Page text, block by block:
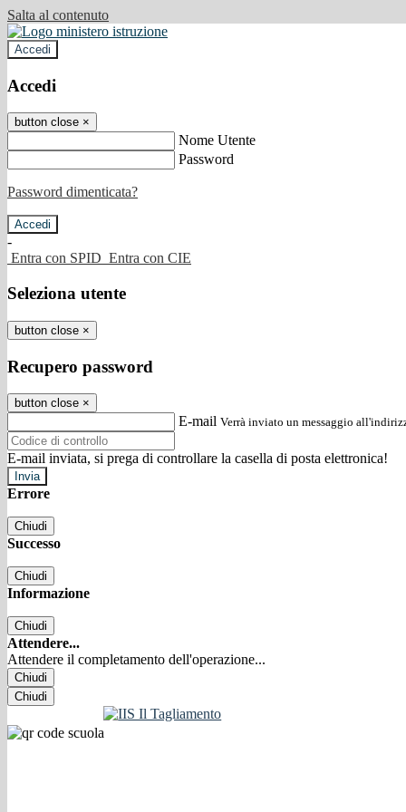
Salta al contenuto
Accedi
Accedi
button close ×
Nome Utente
Password
Password dimenticata?
-
Entra con SPID Entra con CIE
Seleziona utente
button close ×
Recupero password
button close ×
E-mail Verrà inviato un messaggio
E-mail inviata, si prega di controllare la casella di posta elettronica!
Errore
Chiudi
Successo
Chiudi
Informazione
Chiudi
Attendere...
Attendere il completamento dell'operazione...
Chiudi
Chiudi